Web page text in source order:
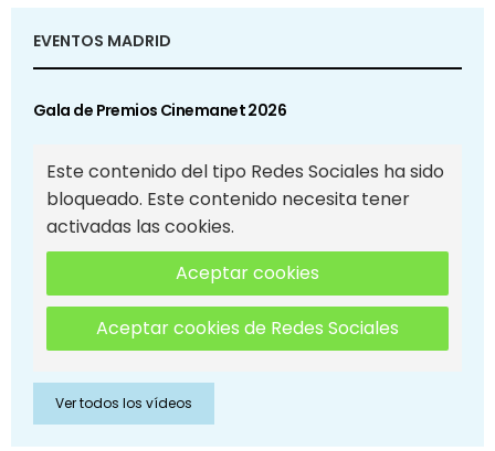
EVENTOS MADRID
Gala de Premios Cinemanet 2026
Este contenido del tipo Redes Sociales ha sido
bloqueado. Este contenido necesita tener
activadas las cookies.
Aceptar cookies
Aceptar cookies de Redes Sociales
Ver todos los vídeos